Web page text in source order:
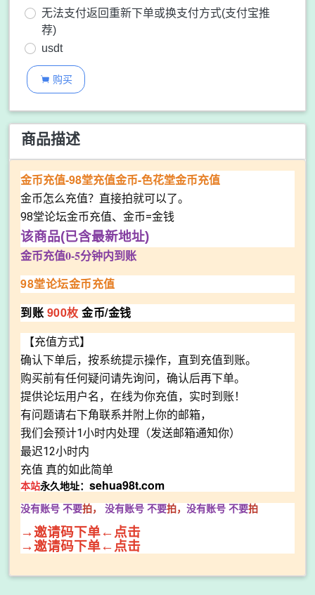
无法支付返回重新下单或换支付方式(支付宝推
荐)
usdt
 购买
商品描述
金币充值-98堂充值金币-色花堂金币充值
金币怎么充值？直接拍就可以了。
98堂论坛金币充值、金币=金钱
该商品(已含最新地址)
金币充值0-5分钟内到账
98堂论坛金币充值
到账 900枚 金币/金钱
【充值方式】
确认下单后，按系统提示操作，直到充值到账。
购买前有任何疑问请先询问，确认后再下单。
提供论坛用户名，在线为你充值，实时到账！
有问题请右下角联系并附上你的邮箱，
我们会预计1小时内处理（发送邮箱通知你）
最迟12小时内
充值 真的如此简单
本站永久地址： sehua98t.com
没有账号 不要拍， 没有账号 不要拍， 没有账号 不要拍
→邀请码下单←点击
→邀请码下单←点击